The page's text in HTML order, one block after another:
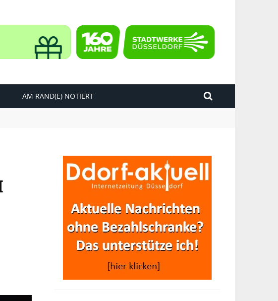
AM RAND(E) NOTIERT
music weekend“